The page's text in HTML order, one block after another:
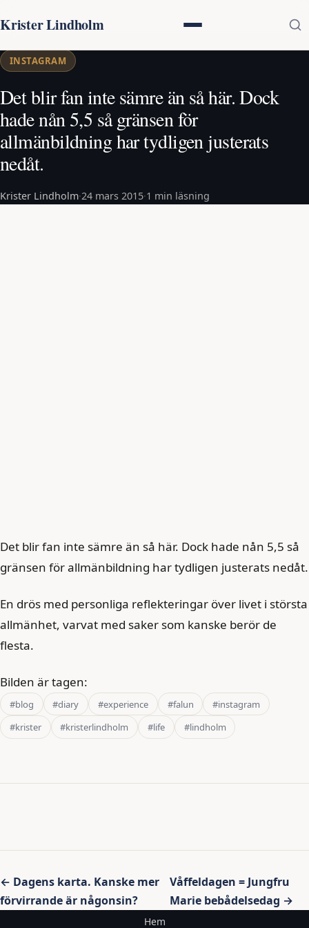
Krister Lindholm
INSTAGRAM
Det blir fan inte sämre än så här. Dock
hade nån 5,5 så gränsen för
allmänbildning har tydligen justerats
nedåt.
Krister Lindholm·24 mars 2015·1 min läsning
Det blir fan inte sämre än så här. Dock hade nån 5,5 så
gränsen för allmänbildning har tydligen justerats nedåt.
En drös med personliga reflekteringar över livet i största
allmänhet, varvat med saker som kanske berör de
flesta.
Bilden är tagen:
#blog #diary #experience #falun
#instagram
#krister
#kristerlindholm #life #lindholm
Inläggsnavigering
← Dagens karta. Kanske mer
förvirrande är någonsin?
Våffeldagen = Jungfru
Marie bebådelsedag →
Hem